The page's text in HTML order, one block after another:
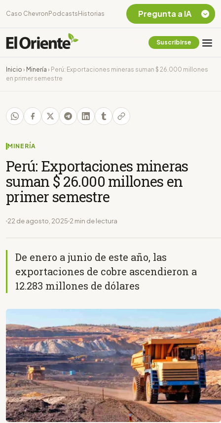
Caso Chevron Podcasts Historias
Suscribirse
Inicio › Minería › Perú: Exportaciones mineras suman $ 26.000 millones
en primer semestre
MINERÍA
Perú: Exportaciones mineras
suman $ 26.000 millones en
primer semestre
22 de agosto, 2025 2 min de lectura
De enero a junio de este año, las
exportaciones de cobre ascendieron a
12.283 millones de dólares
Pregunta a IA
Chevron Ecuador